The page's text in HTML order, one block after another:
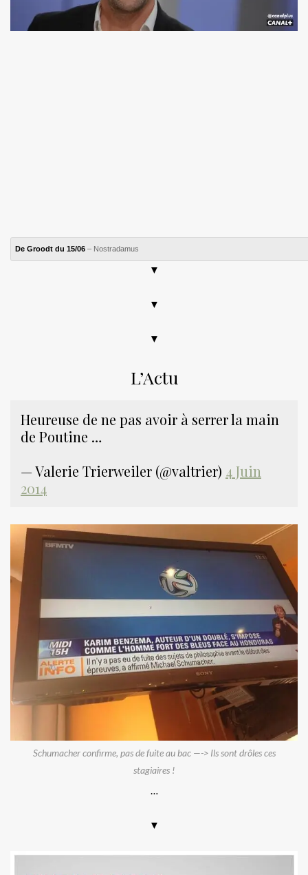
De Groodt du 15/06 – Nostradamus
▼
▼
▼
L’Actu
Heureuse de ne pas avoir à serrer la main
de Poutine …
— Valerie Trierweiler (@valtrier) 4 Juin
2014
Schumacher confirme, pas de fuite au bac —-> Ils sont drôles ces
stagiaires !
…
▼